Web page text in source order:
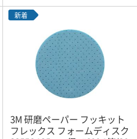
新着
3M 研磨ペーパー フッキット
フレックス フォームディスク